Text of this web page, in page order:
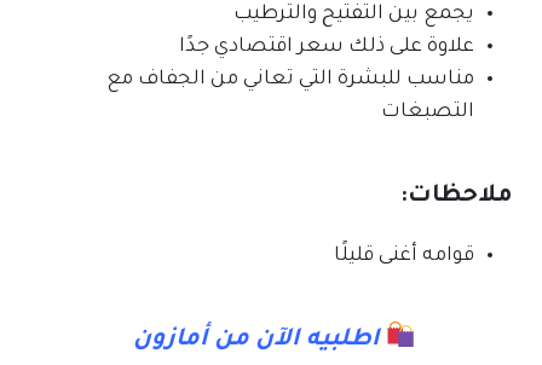
يجمع بين التفتيح والترطيب
علاوة على ذلك سعر اقتصادي جدًا
مناسب للبشرة التي تعاني من الجفاف مع
التصبغات
ملاحظات:
قوامه أغنى قليلًا
اطلبيه الآن من أمازون